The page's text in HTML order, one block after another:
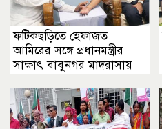
ফটিকছড়িতে হেফাজত
আমিরের সঙ্গে প্রধানমন্ত্রীর
সাক্ষাৎ বাবুনগর মাদরাসায়